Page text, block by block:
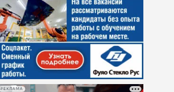
РЕКЛАМА